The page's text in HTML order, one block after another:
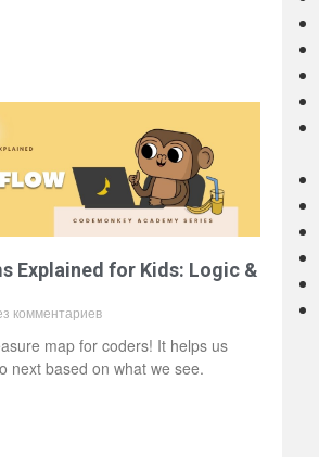
Explained for Kids: Logic &
комментариев
map for coders! It helps us
next based on what we see.